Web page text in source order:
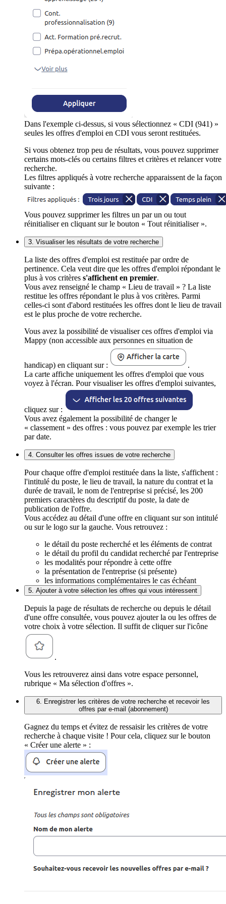
Dans l'exemple ci-dessus, si vous sélectionnez « CDI (941) »
seules les offres d'emploi en CDI vous seront restituées.
Si vous obtenez trop peu de résultats, vous pouvez supprimer
certains mots-clés ou certains filtres et critères et relancer votre
recherche.
Les filtres appliqués à votre recherche apparaissent de la façon
suivante :
Vous pouvez supprimer les filtres un par un ou tout
réinitialiser en cliquant sur le bouton « Tout réinitialiser ».
3. Visualiser les résultats de votre recherche
La liste des offres d'emploi est restituée par ordre de
pertinence. Cela veut dire que les offres d'emploi répondant le
plus à vos critères s'affichent en premier.
Vous avez renseigné le champ « Lieu de travail » ? La liste
restitue les offres répondant le plus à vos critères. Parmi
celles-ci sont d'abord restituées les offres dont le lieu de travail
est le plus proche de votre recherche.
Vous avez la possibilité de visualiser ces offres d'emploi via
Mappy (non accessible aux personnes en situation de
handicap) en cliquant sur :
.
La carte affiche uniquement les offres d'emploi que vous
voyez à l'écran. Pour visualiser les offres d'emploi suivantes,
cliquez sur :
Vous avez également la possibilité de changer le
« classement » des offres : vous pouvez par exemple les trier
par date.
4. Consulter les offres issues de votre recherche
Pour chaque offre d'emploi restituée dans la liste, s'affichent :
l'intitulé du poste, le lieu de travail, la nature du contrat et la
durée de travail, le nom de l'entreprise si précisé, les 200
premiers caractères du descriptif du poste, la date de
publication de l'offre.
Vous accédez au détail d'une offre en cliquant sur son intitulé
ou sur le logo sur la gauche. Vous retrouvez :
le détail du poste recherché et les éléments de contrat
le détail du profil du candidat recherché par l'entreprise
les modalités pour répondre à cette offre
la présentation de l'entreprise (si présente)
les informations complémentaires le cas échéant
5. Ajouter à votre sélection les offres qui vous intéressent
Depuis la page de résultats de recherche ou depuis le détail
d'une offre consultée, vous pouvez ajouter la ou les offres de
votre choix à votre sélection. Il suffit de cliquer sur l'icône
.
Vous les retrouverez ainsi dans votre espace personnel,
rubrique « Ma sélection d'offres ».
6. Enregistrer les critères de votre recherche et recevoir les
offres par e-mail (abonnement)
Gagnez du temps et évitez de ressaisir les critères de votre
recherche à chaque visite ! Pour cela, cliquez sur le bouton
« Créer une alerte » :